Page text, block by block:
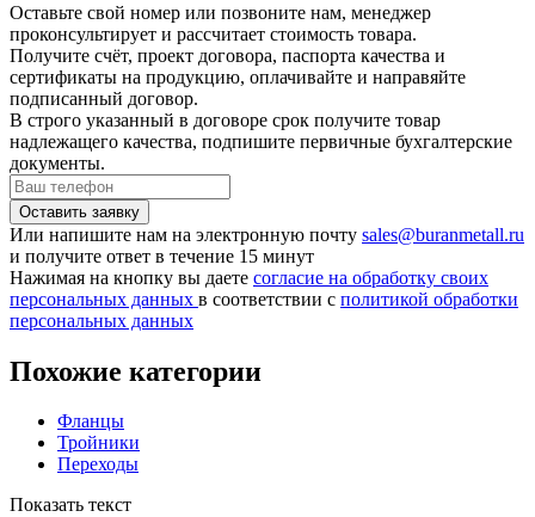
Оставьте свой номер или позвоните нам, менеджер
проконсультирует и рассчитает стоимость товара.
Получите счёт, проект договора, паспорта качества и
сертификаты на продукцию, оплачивайте и направяйте
подписанный договор.
В строго указанный в договоре срок получите товар
надлежащего качества, подпишите первичные бухгалтерские
документы.
Или напишите нам на электронную почту sales@buranmetall.ru
и получите ответ в течение 15 минут
Нажимая на кнопку вы даете согласие на обработку своих
персональных данных в соответствии с политикой обработки
персональных данных
Похожие категории
Фланцы
Тройники
Переходы
Показать текст